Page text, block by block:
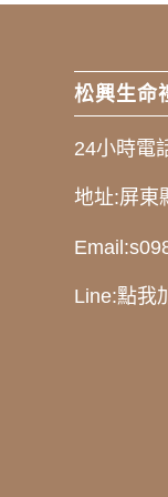
松興生命
24小時電
地址:屏東
Email:
Line:點我